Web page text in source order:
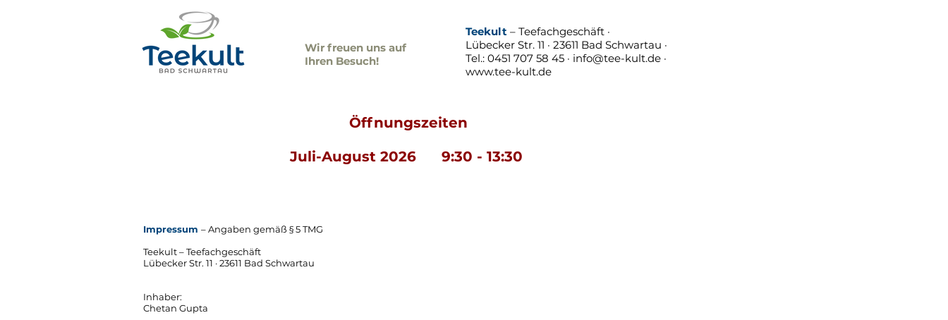
Wir freuen uns auf
Ihren Besuch!
Teekult – Teefachgeschäft ·
Lübecker Str. 11 · 23611 Bad Schwartau ·
Tel.: 0451 707 58 45 · info@tee-kult.de ·
www.tee-kult.de
Öffnungszeiten
Juli-August 2026 9:30 - 13:30
Impressum – Angaben gemäß § 5 TMG
Teekult – Teefachgeschäft
Lübecker Str. 11 · 23611 Bad Schwartau
Inhaber:
Chetan Gupta